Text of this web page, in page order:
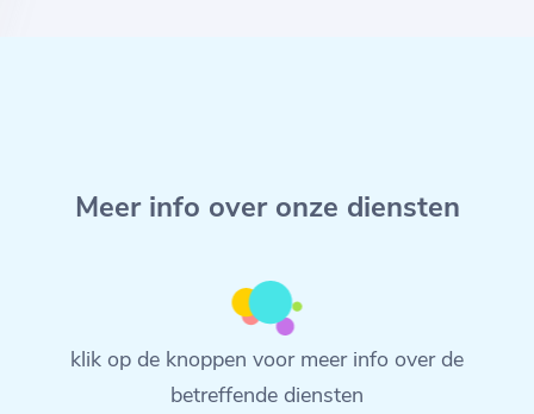
Meer info over onze diensten
klik op de knoppen voor meer info over de
betreffende diensten